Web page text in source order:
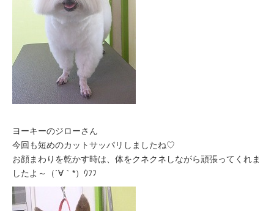
ヨーキーのジローさん
今回も短めのカットサッパリしましたね♡
お顔まわりを乾かす時は、体をクネクネしながら頑張ってくれま
したよ～（´∀｀*）ｳﾌﾌ